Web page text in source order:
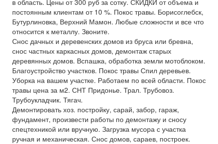
в область. Цены от 300 руб за сотку. СКИДКИ от объема и
постоянным клиентам от 10 %. Покос травы. Борисоглебск,
Бутурлиновка, Верхний Мамон. Любые сложности и все что
относится к металлу. Звоните.
Снос дачных и деревенских домов из бруса или бревна,
снос частных каркасных домов, демонтаж старых
деревянных домов. Вспашка, обработка земли мотоблоком.
Благоустройство участков. Покос травы Спил деревьев.
Уборка на вашем участке. Работаем по всей области. Покос
травы цена за м2. СНТ Придонье. Трал. Трубовоз.
Трубоукладчик. Тягач.
Демонтировать хоз. постройку, сарай, забор, гараж,
фундамент, произвести работы по демонтажу и сносу
спецтехникой или вручную. Загрузка мусора с участка
ручная и механическая. Снос домов, сараев, построек.